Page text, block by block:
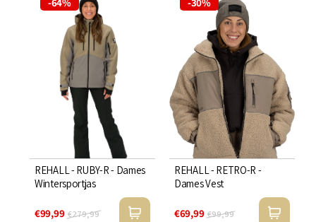
REHALL - RUBY-R - Dames
Wintersportjas
€99,99 €279,99
REHALL - RETRO-R -
Dames Vest
€69,99 €99,99